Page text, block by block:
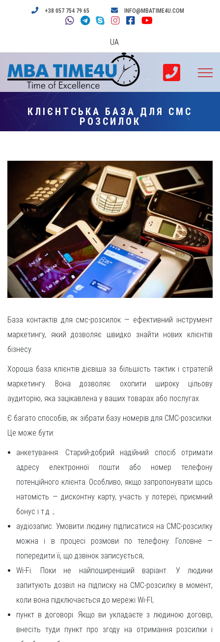
+38 057 754 79 65 INFO@MBATIME4U.COM
UA
КЛІЄНТСЬКА БАЗА ДЛЯ СМС
РОЗСИЛОК
База контактів для смс-розсилок — ефективний інструмент
маркетингу, який дозволяє швидко знайти нових клієнтів
бізнесу.
Хороша база клієнтів дієвіша за більшість тактик і стратегій
маркетингу. Вона дозволяє охопити широку цільову
аудиторію, яка зацікавлена ​​у ваших товарах або послугах.
Є багато способів, як зібрати базу номерів для СМС-розсилки.
Це може бути:
анкетування. Старий-добрий надійний спосіб отримати
адресу електронної пошти або номер телефону
потенційного клієнта. Особливо, якщо запропонувати щось
натомість — дисконтну карту, участь у лотереї, приємний
бонус і т.д .;
аудіозапис. Умовити людину підписатися на СМС-розсилку
можна і в процесі розмови по телефону. Головне —
попередити її, що дзвінок записується;
Wi-Fi. Поки не найпоширеніший варіант. У людини
запитують дозвіл на підписку на СМС-розсилку в момент,
коли вона підключається до мережі Wi-FI;
пункт в договорі. Якщо ви укладаєте з людиною договір,
внесіть туди пункт про згоду на отримання розсилки і